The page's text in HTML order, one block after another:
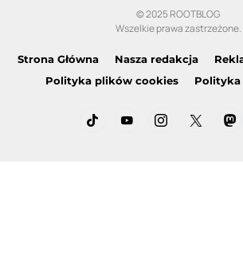
© 2025 ROOTBLOG
Wszelkie prawa zastrzeżone.
Strona Główna Nasza redakcja
Polityka plików cookies